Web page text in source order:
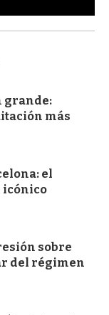
grande:
más
el
icónico
sobre
del régimen